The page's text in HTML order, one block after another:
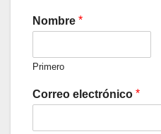
Nombre *
Primero
Correo electrónico *